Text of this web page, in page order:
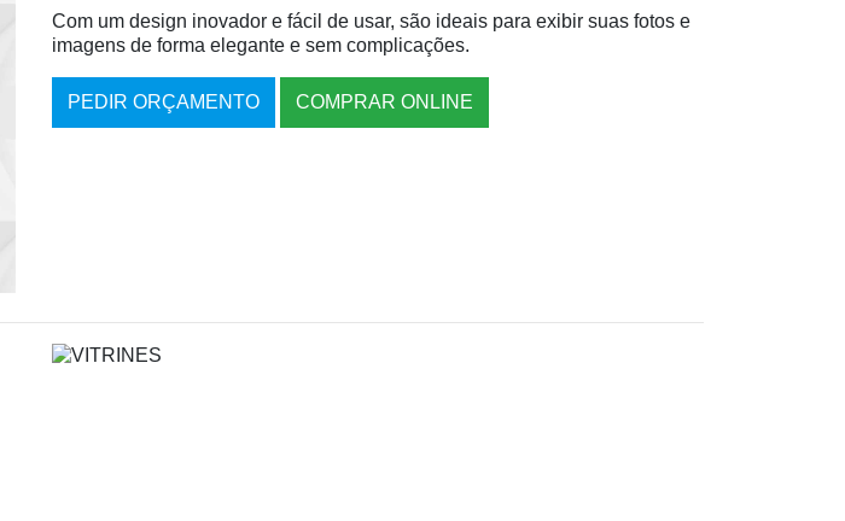
Com um design inovador e fácil de usar, são ideais para exibir suas fotos e
imagens de forma elegante e sem complicações.
PEDIR ORÇAMENTO COMPRAR ONLINE